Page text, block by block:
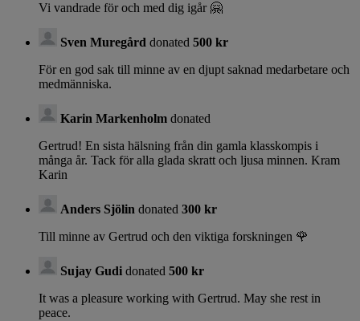
Vi vandrade för och med dig igår 🤗
Sven Muregård donated 500 kr
För en god sak till minne av en djupt saknad medarbetare och
medmänniska.
Karin Markenholm donated
Gertrud! En sista hälsning från din gamla klasskompis i
många år. Tack för alla glada skratt och ljusa minnen. Kram
Karin
Anders Sjölin donated 300 kr
Till minne av Gertrud och den viktiga forskningen 🌹
Sujay Gudi donated 500 kr
It was a pleasure working with Gertrud. May she rest in
peace.